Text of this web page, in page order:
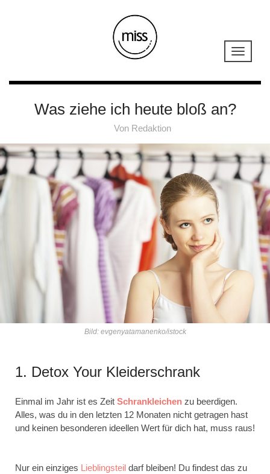
Was ziehe ich heute bloß an?
Von Redaktion
Bild: evgenyatamanenko/istock
1. Detox Your Kleiderschrank
Einmal im Jahr ist es Zeit Schrankleichen zu beerdigen.
Alles, was du in den letzten 12 Monaten nicht getragen hast
und keinen besonderen ideellen Wert für dich hat, muss raus!
Nur ein einziges Lieblingsteil darf bleiben! Du findest das zu